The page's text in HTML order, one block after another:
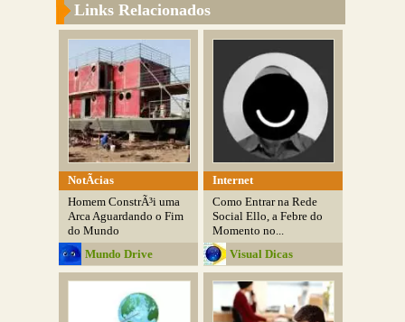
Links Relacionados
NotÃ­cias
Homem ConstrÃ³i uma
Arca Aguardando o Fim
do Mundo
Mundo Drive
Internet
Como Entrar na Rede
Social Ello, a Febre do
Momento no...
Visual Dicas